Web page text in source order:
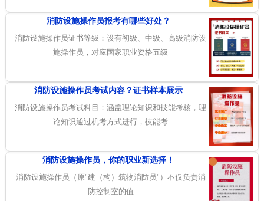
消防设施操作员报考有哪些好处？
消防设施操作员证书等级：设有初级、中级、高级消防设
施操作员，对应国家职业资格五级
消防设施操作员考试内容？证书样本展示
消防设施操作员考试科目：涵盖理论知识和技能考核，理
论知识通过机考方式进行，技能考
消防设施操作员，你的职业新选择！
消防设施操作员（原"建（构）筑物消防员"）不仅负责消
防控制室的值